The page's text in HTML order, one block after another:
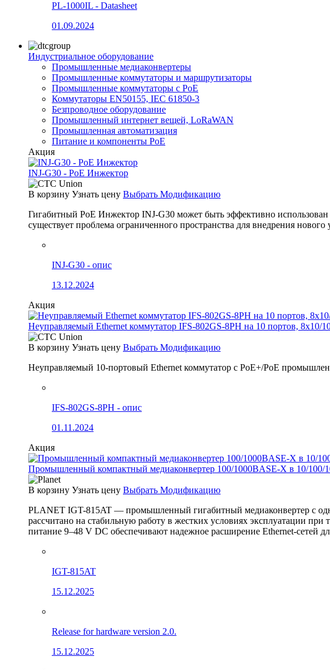
PL-1000IL - Datasheet
01.09.2024
Индустриальное оборудование
Промышленные медиаконвертеры
Промышленные коммутаторы и маршрутизаторы
Промышленные коммутаторы с PoE
Коммутаторы EN50155, IEC 61850-3
Безпроводное оборудование
Промышленный интернет вещей, LoRaWAN
Промышленная автоматизация
Питание и компоненты PoE
Акция
INJ-G30 - PoE Инжектор
В корзину Узнать цену Выбрать Модификацию
Гигабитный PoE Инжектор INJ-G30 может быть эффективно
существует проблема ограниченного пространства для внедрения нового
INJ-G30 - опис
13.12.2024
Акция
Неуправляемый Ethernet коммутатор IFS-802GS-8PH на 10 портов, 8x10/
В корзину Узнать цену Выбрать Модификацию
Неуправляемый 10-портовый Ethernet коммутатор с PoE+/PoE
IFS-802GS-8PH - опис
01.11.2024
Акция
Промышленный компактный медиаконвертер 100/1000BASE-X в 10/100/
В корзину Узнать цену Выбрать Модификацию
PLANET IGT-815AT — промышленный гигабитный медиаконвертер с
рассчитано на стабильную работу в жестких условиях эксплуатации
питание 9–48 V DC обеспечивают надежное расширение Ethernet-
IGT-815AT
15.12.2025
Release for hardware version 2.0.
15.12.2025